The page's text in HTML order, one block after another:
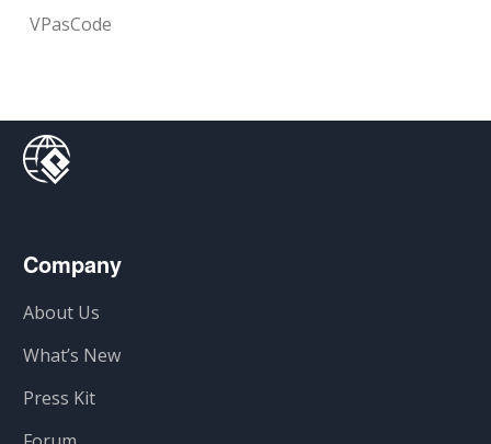
VPasCode
Company
About Us
What’s New
Press Kit